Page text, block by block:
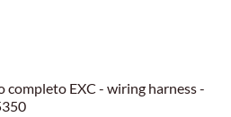
completo EXC - wiring harness -